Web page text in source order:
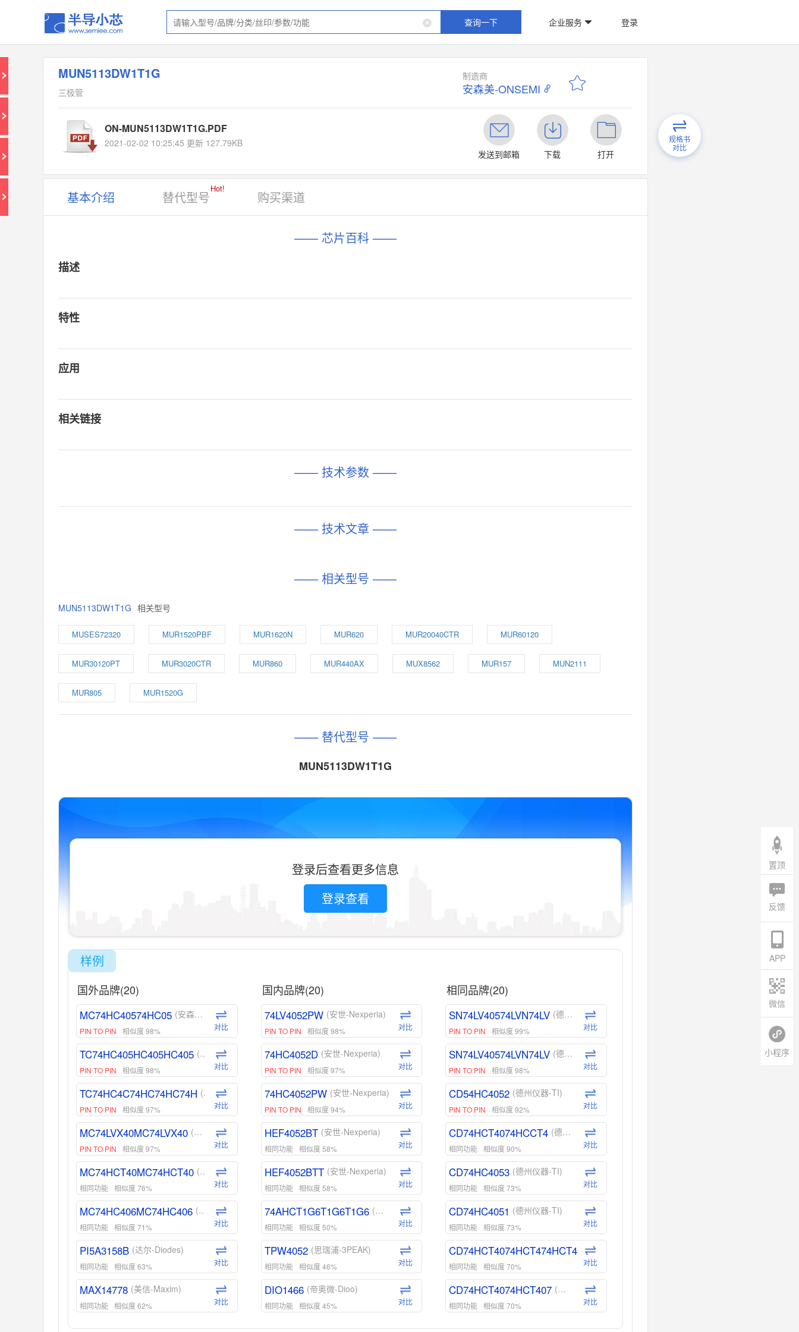
查询一下 企业服务 登录
MUN5113DW1T1G
三极管
制造商
安森美-ONSEMI
ON-MUN5113DW1T1G.PDF
2021-02-02 10:25:45 更新 127.79KB
发送到邮箱
下载 打开
规格书
对比
基本介绍 替代型号
Hot!
购买渠道
—— 芯片百科 ——
描述
特性
应用
相关链接
—— 技术参数 ——
—— 技术文章 ——
—— 相关型号 ——
MUN5113DW1T1G 相关型号
MUSES72320 MUR1520PBF MUR1620N MUR620 MUR20040CTR MUR60120
MUR30120PT MUR3020CTR MUR860 MUR440AX MUX8562 MUR157 MUN2111
MUR805 MUR1520G
—— 替代型号 ——
MUN5113DW1T1G
登录后查看更多信息
登录查看
样例
国外品牌(20)
MC74HC40574HC05 (安森美-ON)
PIN TO PIN 相似度 98% 对比
TC74HC405HC405HC405 (东芝-Toshiba)
PIN TO PIN 相似度 98% 对比
TC74HC4C74HC74HC74H (东芝-Toshiba)
PIN TO PIN 相似度 97% 对比
MC74LVX40MC74LVX40 (安森美-ON)
PIN TO PIN 相似度 97% 对比
MC74HCT40MC74HCT40 (安森美-ON)
相同功能 相似度 76% 对比
MC74HC406MC74HC406 (安森美-ON)
相同功能 相似度 71% 对比
PI5A3158B (达尔-Diodes)
相同功能 相似度 63% 对比
MAX14778 (美信-Maxim)
相同功能 相似度 62% 对比
ADG1439 (亚德诺-ADI)
国内品牌(20)
74LV4052PW (安世-Nexperia)
PIN TO PIN 相似度 98% 对比
74HC4052D (安世-Nexperia)
PIN TO PIN 相似度 97% 对比
74HC4052PW (安世-Nexperia)
PIN TO PIN 相似度 94% 对比
HEF4052BT (安世-Nexperia)
相同功能 相似度 58% 对比
HEF4052BTT (安世-Nexperia)
相同功能 相似度 58% 对比
74AHCT1G6T1G6T1G6 (安世-Nexperia)
相同功能 相似度 50% 对比
TPW4052 (思瑞浦-3PEAK)
相同功能 相似度 46% 对比
DIO1466 (帝奥微-Dioo)
相同功能 相似度 45% 对比
DIO1159 (帝奥微-Dioo)
相同品牌(20)
SN74LV40574LVN74LV (德州仪器-TI)
PIN TO PIN 相似度 99% 对比
SN74LV40574LVN74LV (德州仪器-TI)
PIN TO PIN 相似度 98% 对比
CD54HC4052 (德州仪器-TI)
PIN TO PIN 相似度 92% 对比
CD74HCT4074HCCT4 (德州仪器-TI)
相同功能 相似度 90% 对比
CD74HC4053 (德州仪器-TI)
相同功能 相似度 73% 对比
CD74HC4051 (德州仪器-TI)
相同功能 相似度 73% 对比
CD74HCT4074HCT474HCT4 (德州仪器-TI)
相同功能 相似度 70% 对比
CD74HCT4074HCT407 (德州仪器-TI)
相同功能 相似度 70% 对比
CD74HCT4D74HDCT40 (德州仪器-TI)
置顶
反馈
APP
微信
小程序